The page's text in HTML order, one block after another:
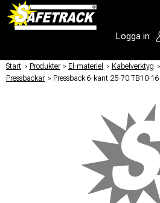
Logga in
Start / Produkter / El-materiel / Kabelverktyg /
Pressbackar / Pressback 6-kant 25-70 TB10-16